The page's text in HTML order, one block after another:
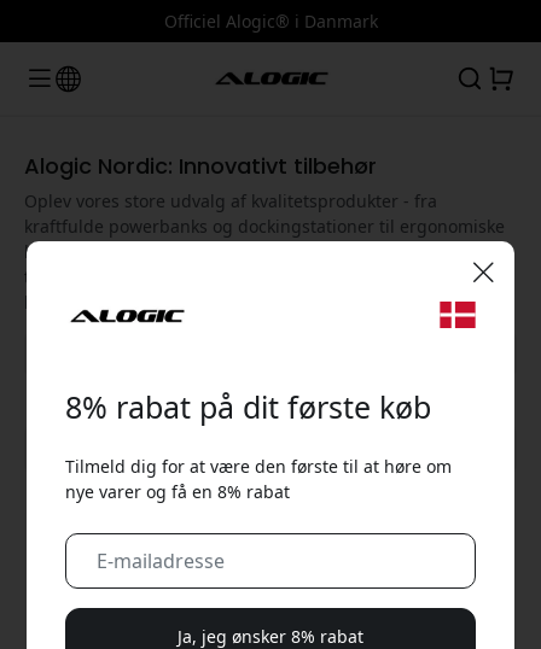
Officiel Alogic® i Danmark
Alogic Nordic: Innovativt tilbehør
Oplev vores store udvalg af kvalitetsprodukter - fra
kraftfulde powerbanks og dockingstationer til ergonomiske
holdere til bærbare computere og 4K-skærme. Alogic
tilbyder smarte løsninger, der forbedrer ydeevnen og
brugeroplevelsen af dine enheder.
8% rabat på dit første køb
Tilmeld dig for at være den første til at høre om
nye varer og få en 8% rabat
Ja, jeg ønsker 8% rabat
🎉 Din rabatkode: